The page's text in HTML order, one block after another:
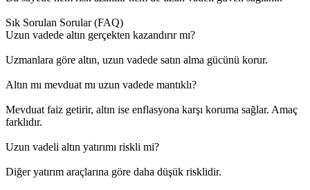
Sık Sorulan Sorular (FAQ)
Uzun vadede altın gerçekten kazandırır mı?
Uzmanlara göre altın, uzun vadede satın alma gücünü korur.
Altın mı mevduat mı uzun vadede mantıklı?
Mevduat faiz getirir, altın ise enflasyona karşı koruma sağlar. Amaç
farklıdır.
Uzun vadeli altın yatırımı riskli mi?
Diğer yatırım araçlarına göre daha düşük risklidir.